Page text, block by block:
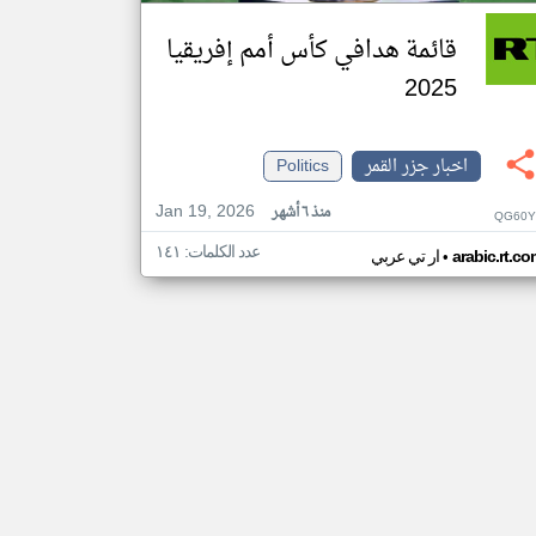
قائمة هدافي كأس أمم إفريقيا
2025
اخبار جزر القمر
Politics
Jan 19, 2026
منذ ٦ أشهر
ار تي عربي• عدد الكلمات: ١٤١